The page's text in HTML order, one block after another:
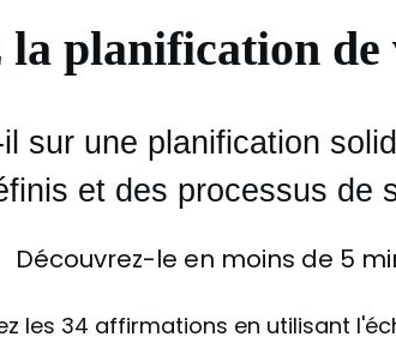
la planification
sur une planification
et des processus de
Découvrez-le en moins de 5
les 34 affirmations en utilisant